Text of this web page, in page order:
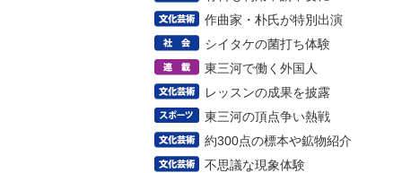
作曲家・朴氏が特別出演
シイタケの菌打ち体験
東三河で働く外国人
レッスンの成果を披露
東三河の頂点争い熱戦
約300点の標本や鉱物紹介
不思議な現象体験